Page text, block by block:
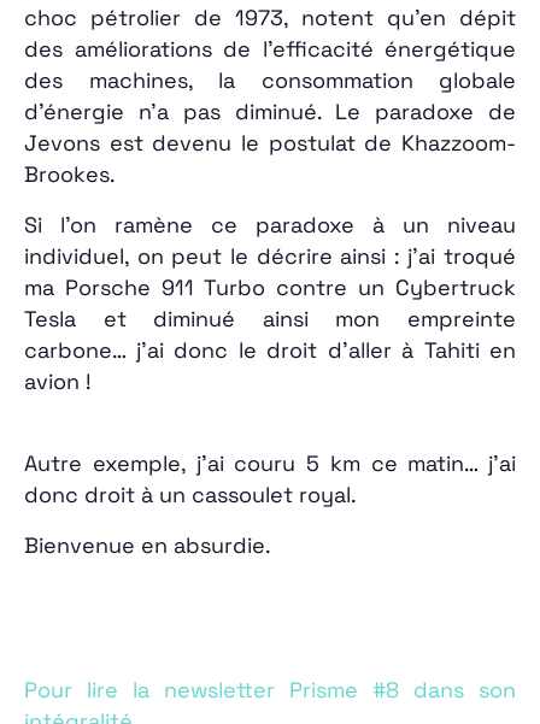
choc pétrolier de 1973, notent qu’en dépit
des améliorations de l’efficacité énergétique
des machines, la consommation globale
d’énergie n’a pas diminué. Le paradoxe de
Jevons est devenu le postulat de Khazzoom-
Brookes.
Si l’on ramène ce paradoxe à un niveau
individuel, on peut le décrire ainsi : j’ai troqué
ma Porsche 911 Turbo contre un Cybertruck
Tesla et diminué ainsi mon empreinte
carbone… j’ai donc le droit d’aller à Tahiti en
avion !
Autre exemple, j’ai couru 5 km ce matin… j’ai
donc droit à un cassoulet royal.
Bienvenue en absurdie.
Pour lire la newsletter Prisme #8 dans son